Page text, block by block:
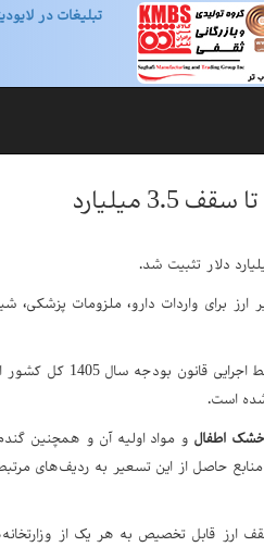
تبلیغات در
تبصره به ضوابط اجرایی بودجه 1405، نرخ تسعیر ارز برای واردات
بر اساس مصوبه هیئت دولت، یک تبصره
شده است.
خشک اطفال
قابل تخصیص به هر یک از